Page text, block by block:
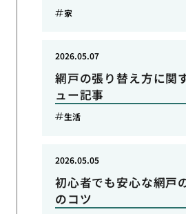
家
網戸の張り替え方に関
ュー記事
2026.05.07
生活
初心者でも安心な網戸
のコツ
2026.05.05